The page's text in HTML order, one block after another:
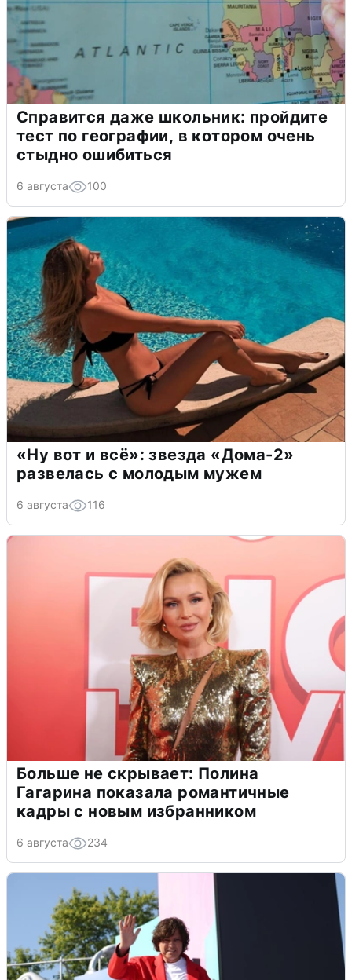
Справится даже школьник: пройдите
тест по географии, в котором очень
стыдно ошибиться
6 августа 100
«Ну вот и всё»: звезда «Дома-2»
развелась с молодым мужем
6 августа 116
Больше не скрывает: Полина
Гагарина показала романтичные
кадры с новым избранником
6 августа 234